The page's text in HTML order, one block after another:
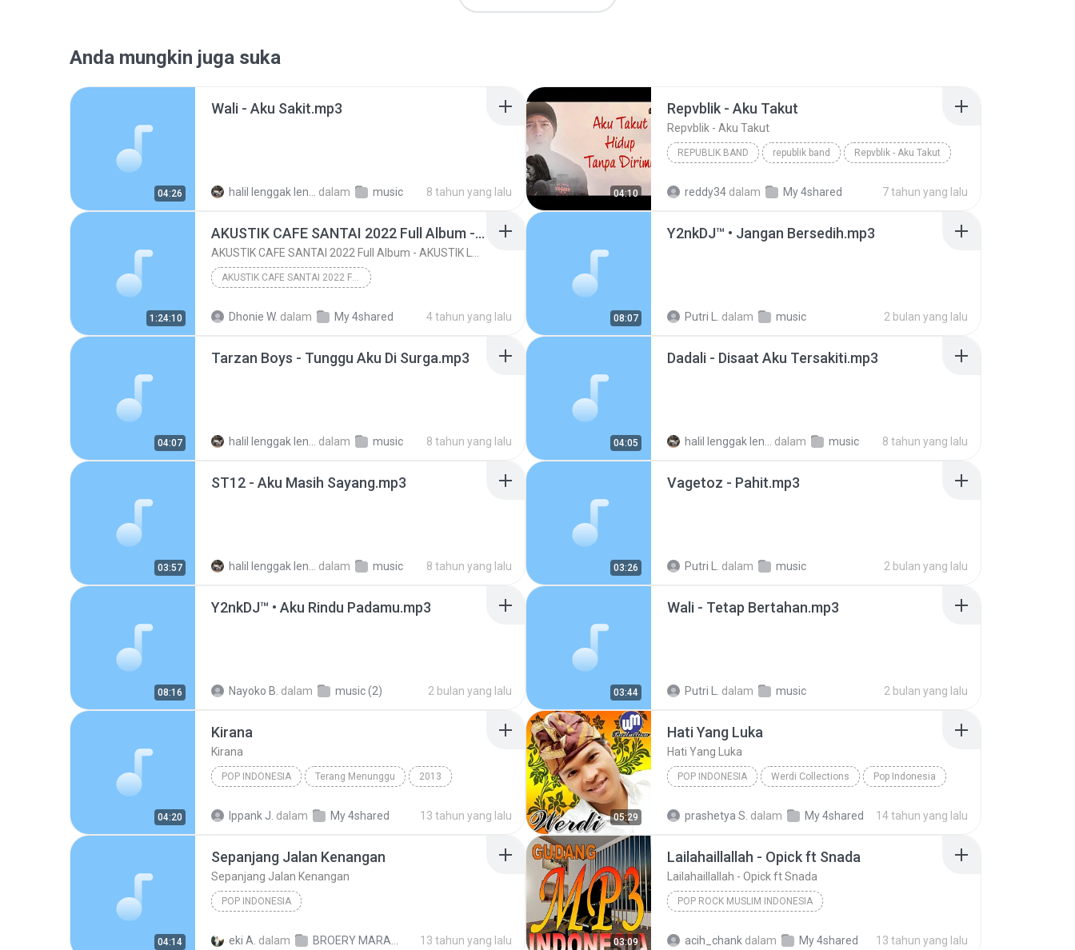
Anda mungkin juga suka
04:26
Wali - Aku Sakit.mp3
dalam music 8 tahun yang lalu 04:10
Repvblik - Aku Takut
Repvblik - Aku Takut
REPUBLIK BAND republik band Repvblik - Aku Takut
reddy34 dalam My 4shared 7 tahun yang lalu
1:24:10
AKUSTIK CAFE SANTAI 2022 Full Album - AKUSTIK LAGU INDONESIA- Top Lagu Pop Indon_256k
AKUSTIK CAFE SANTAI 2022 FULL ALBUM
Dhonie W. dalam My 4shared 4 tahun yang lalu 08:07
Y2nkDJ™ • Jangan Bersedih.mp3
Putri L. dalam music 2 bulan yang lalu
04:07
Tarzan Boys - Tunggu Aku Di Surga.mp3
dalam music 8 tahun yang lalu 04:05
Dadali - Disaat Aku Tersakiti.mp3
dalam music 8 tahun yang lalu
03:57
ST12 - Aku Masih Sayang.mp3
dalam music 8 tahun yang lalu 03:26
Vagetoz - Pahit.mp3
Putri L. dalam music 2 bulan yang lalu
08:16
Y2nkDJ™ • Aku Rindu Padamu.mp3
Nayoko B. dalam music (2) 2 bulan yang lalu 03:44
Wali - Tetap Bertahan.mp3
Putri L. dalam music 2 bulan yang lalu
04:20
Kirana
Kirana
POP INDONESIA Terang Menunggu 2013
Ippank J. dalam My 4shared 13 tahun yang lalu 05:29
Hati Yang Luka
Hati Yang Luka
POP INDONESIA Werdi Collections Pop Indonesia
prashetya S. dalam My 4shared 14 tahun yang lalu
04:14
Sepanjang Jalan Kenangan
Sepanjang Jalan Kenangan
POP INDONESIA
eki A. dalam 13 tahun yang lalu 03:09
Lailahaillallah - Opick ft Snada
Lailahaillallah - Opick ft Snada
POP ROCK MUSLIM INDONESIA
acih_chank dalam My 4shared 13 tahun yang lalu